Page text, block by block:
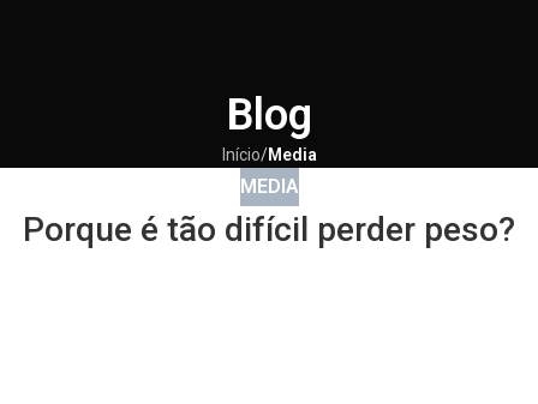
Blog
Início/Media
MEDIA
Porque é tão difícil perder peso?